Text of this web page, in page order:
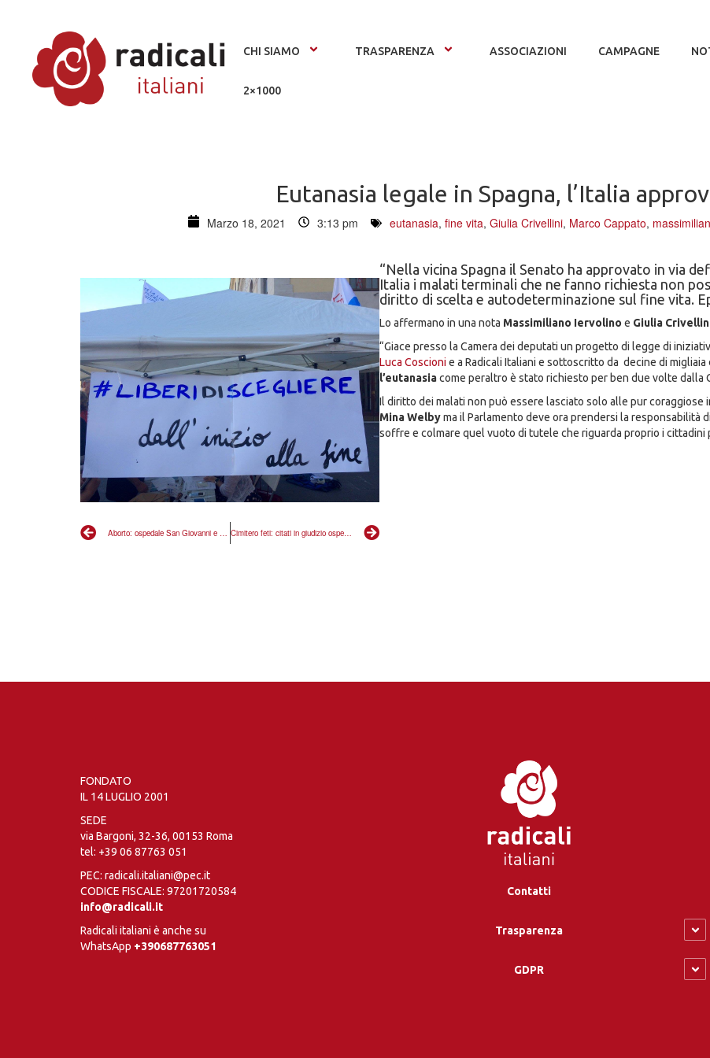
CHI SIAMO TRASPARENZA ASSOCIAZIONI CAMPAGNE
2×1000
Eutanasia legale in Spagna, l’Italia
Marzo 18, 2021 3:13 pm eutanasia, fine vita, Giulia Crivellini, Marco Cappato,
Cimitero feti: citati in giudizio ospedale San Giovanni, Asl e Ama
“Nella vicina Spagna il Senato ha approvato in via
Italia i malati terminali che ne fanno richiesta non
diritto di scelta e autodeterminazione sul fine vita.
Lo affermano in una nota Massimiliano Iervolino e Giulia
“Giace presso la Camera dei deputati un progetto di legge di
Luca Coscioni e a Radicali Italiani e sottoscritto da decine di
l’eutanasiacome peraltro è stato richiesto per ben due volte dalla
Il diritto dei malati non può essere lasciato solo alle pur coraggiose
Mina Welbyma il Parlamento deve ora prendersi la responsabilità
soffre e colmare quel vuoto di tutele che riguarda proprio i cittadini
FONDATO
IL 14 LUGLIO 2001
SEDE
via Bargoni, 32-36, 00153 Roma
tel: +39 06 87763 051
PEC: radicali.italiani@pec.it
CODICE FISCALE: 97201720584
info@radicali.it
Radicali italiani è anche su
WhatsApp +390687763051
Contatti
Trasparenza
GDPR